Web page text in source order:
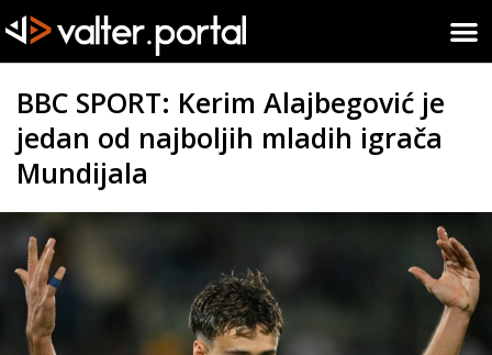
BBC SPORT: Kerim Alajbegović je
jedan od najboljih mladih igrača
Mundijala